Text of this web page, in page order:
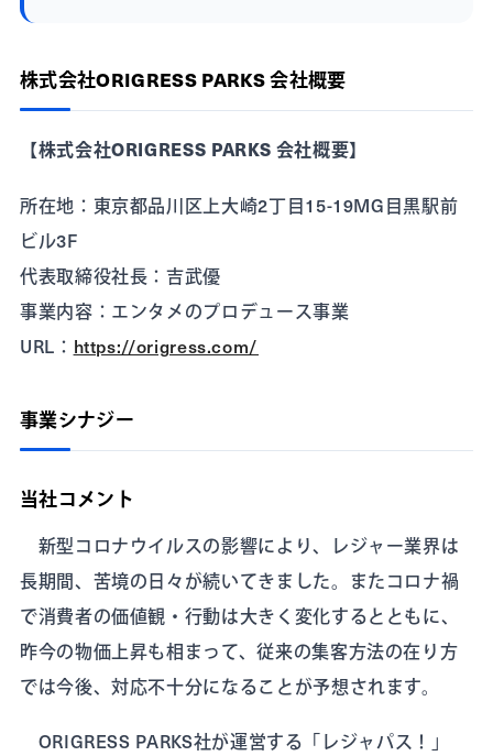
株式会社ORIGRESS PARKS 会社概要
【株式会社ORIGRESS PARKS 会社概要】
所在地：東京都品川区上大崎2丁目15-19MG目黒駅前
ビル3F
代表取締役社長：吉武優
事業内容：エンタメのプロデュース事業
URL： https://origress.com/
事業シナジー
当社コメント
新型コロナウイルスの影響により、レジャー業界は
長期間、苦境の日々が続いてきました。またコロナ禍
で消費者の価値観・行動は大きく変化するとともに、
昨今の物価上昇も相まって、従来の集客方法の在り方
では今後、対応不十分になることが予想されます。
ORIGRESS PARKS社が運営する「レジャパス！」